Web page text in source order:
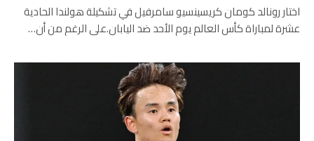
اختار رونالد كومان كريسينسيو سامرفيل في تشكيلة هولندا الحادية
عشرة لمباراة كأس العالم يوم الأحد ضد اليابان.على الرغم من أن…